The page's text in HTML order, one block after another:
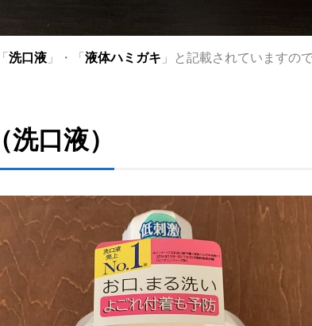
洗口液 」・「 液体ハミガキ 」と記載されていますの
口液）